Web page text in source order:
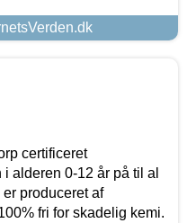
certificeret
alderen 0-12 år på til al
produceret af
fri for skadelig kemi.